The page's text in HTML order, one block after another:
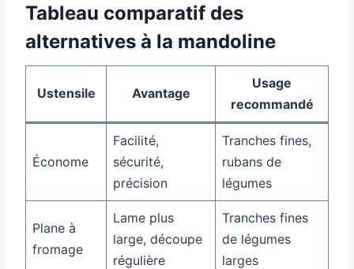
Tableau comparatif des
alternatives à la mandoline
Ustensile Avantage
Usage
recommandé
Économe
Facilité,
sécurité,
précision
Tranches fines,
rubans de
légumes
Plane à
fromage
Lame plus
large, découpe
régulière
Tranches fines
de légumes
larges